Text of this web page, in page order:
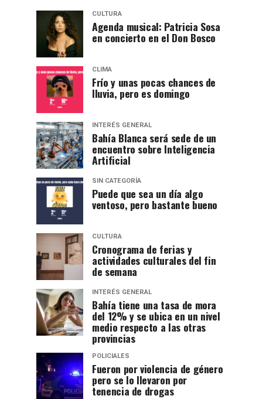
CULTURA
Agenda musical: Patricia Sosa
en concierto en el Don Bosco
CLIMA
Frío y unas pocas chances de
lluvia, pero es domingo
INTERÉS GENERAL
Bahía Blanca será sede de un
encuentro sobre Inteligencia
Artificial
SIN CATEGORÍA
Puede que sea un día algo
ventoso, pero bastante bueno
CULTURA
Cronograma de ferias y
actividades culturales del fin
de semana
INTERÉS GENERAL
Bahía tiene una tasa de mora
del 12% y se ubica en un nivel
medio respecto a las otras
provincias
POLICIALES
Fueron por violencia de género
pero se lo llevaron por
tenencia de drogas